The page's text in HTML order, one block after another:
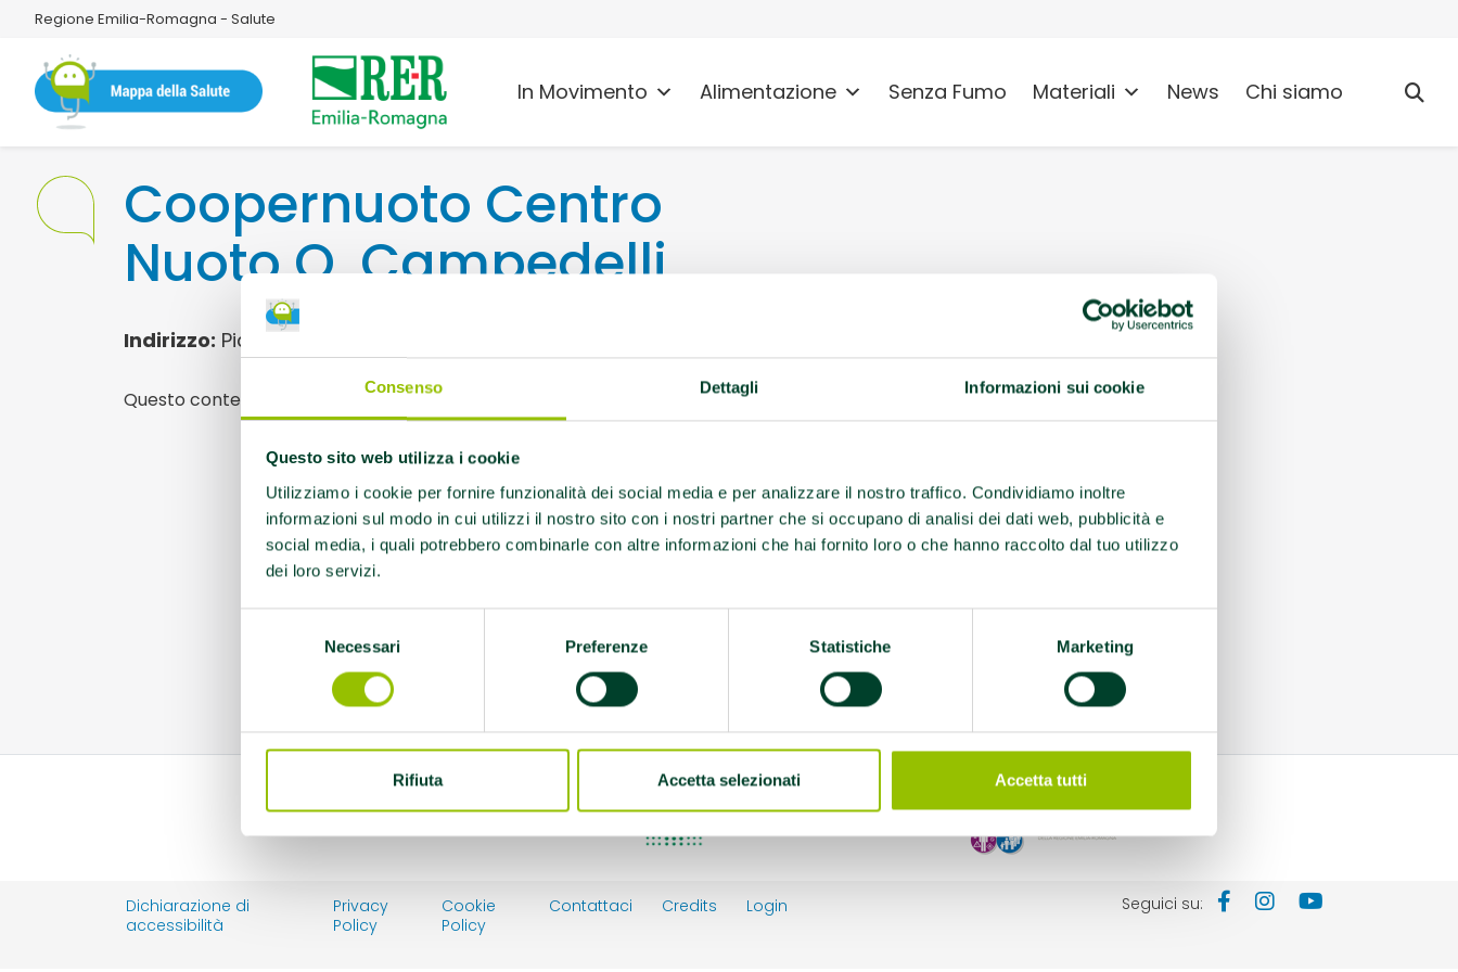
Consenso Dettagli Informazioni sui cookie
Questo sito web utilizza i cookie
Utilizziamo i cookie per fornire funzionalità dei social media e per analizzare il nostro traffico. Condividiamo inoltre
informazioni sul modo in cui utilizzi il nostro sito con i nostri partner che si occupano di analisi dei dati web, pubblicità e
social media, i quali potrebbero combinarle con altre informazioni che hai fornito loro o che hanno raccolto dal tuo utilizzo
dei loro servizi.
Necessari Preferenze Statistiche Marketing
Rifiuta Accetta selezionati Accetta tutti
Regione Emilia-Romagna - Salute
In Movimento Alimentazione Senza Fumo Materiali News Chi siamo
Coopernuoto Centro
Nuoto O. Campedelli
Indirizzo: Piazzale delle Piscine 4 41012 Carpi (MO)
Questo contenuto si trova inPalestre che promuovono la salute
Dichiarazione di
accessibilità
Privacy
Policy
Cookie
Policy
Contattaci Credits Login Seguici su: